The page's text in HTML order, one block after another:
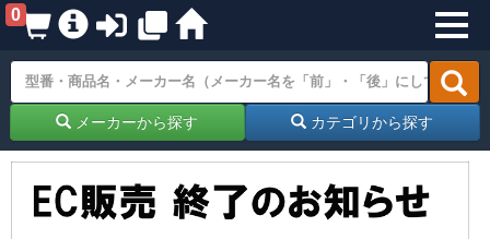
0
メーカーから探す カテゴリから探す